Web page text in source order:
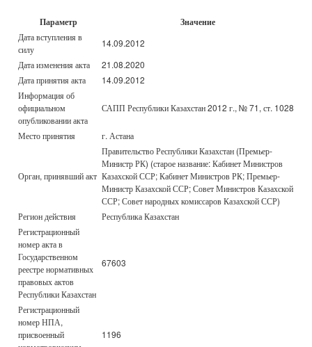
Параметр Значение
Дата вступления в
силу
14.09.2012
Дата изменения акта
21.08.2020
Дата принятия акта
14.09.2012
Информация об
официальном
опубликовании акта
САПП Республики Казахстан 2012 г., № 71, ст. 1028
Место принятия г. Астана
Орган, принявший акт
Правительство Республики Казахстан (Премьер-
Министр РК) (старое название: Кабинет Министров
Казахской ССР; Кабинет Министров РК; Премьер-
Министр Казахской ССР; Совет Министров Казахской
ССР; Совет народных комиссаров Казахской ССР)
Регион действия
Республика Казахстан
Регистрационный
номер акта в
Государственном
реестре нормативных
правовых актов
Республики Казахстан
67603
Регистрационный
номер НПА,
присвоенный
1196